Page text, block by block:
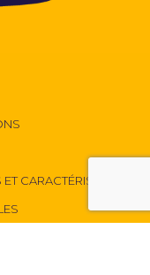
CARACTÉRISTIQUES